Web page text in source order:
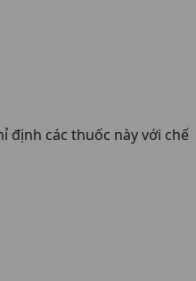
định các thuốc này với chế